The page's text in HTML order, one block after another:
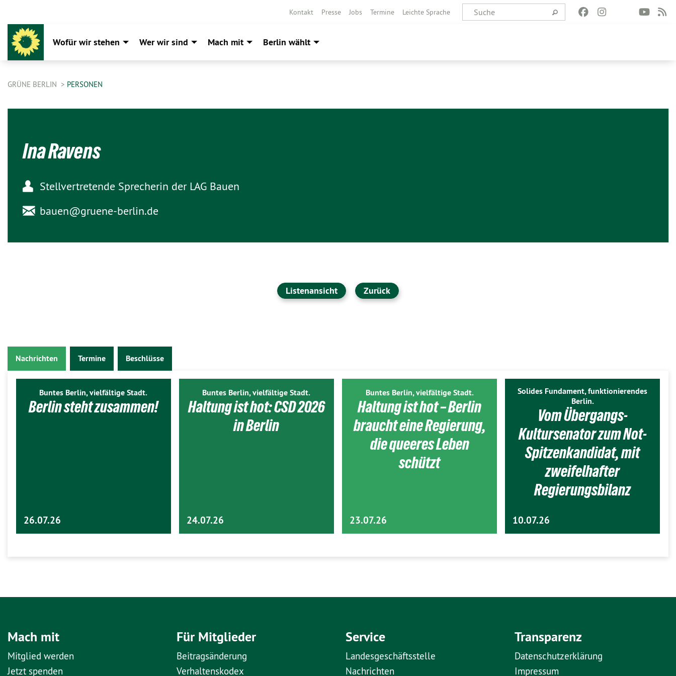
Kontakt Presse Jobs Termine Leichte Sprache
Wofür wir stehen Wer wir sind Mach mit Berlin wählt
GRÜNE BERLIN PERSONEN
Ina Ravens
Stellvertretende Sprecherin der LAG Bauen
bauen@gruene-berlin.de
Listenansicht Zurück
Nachrichten Termine Beschlüsse
Buntes Berlin, vielfältige Stadt.
Berlin steht zusammen!
26.07.26
Buntes Berlin, vielfältige Stadt.
Haltung ist hot: CSD 2026
in Berlin
24.07.26
Buntes Berlin, vielfältige Stadt.
Haltung ist hot – Berlin
braucht eine Regierung,
die queeres Leben
schützt
23.07.26
Solides Fundament, funktionierendes
Berlin.
Vom Übergangs-
Kultursenator zum Not-
Spitzenkandidat, mit
zweifelhafter
Regierungsbilanz
10.07.26
Mach mit
Mitglied werden
Jetzt spenden
Für Mitglieder
Beitragsänderung
Verhaltenskodex
Service
Landesgeschäftsstelle
Nachrichten
Transparenz
Datenschutzerklärung
Impressum